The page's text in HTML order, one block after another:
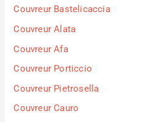
Couvreur Bastelicaccia
Couvreur Alata
Couvreur Afa
Couvreur Porticcio
Couvreur Pietrosella
Couvreur Cauro